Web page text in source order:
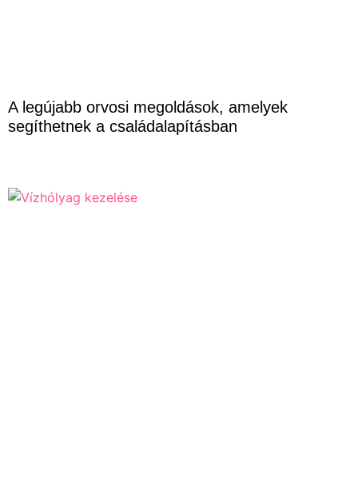
A legújabb orvosi megoldások, amelyek
segíthetnek a családalapításban